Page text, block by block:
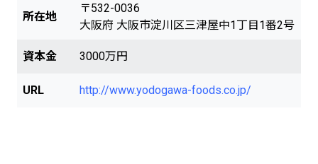
所在地
〒532-0036
大阪府 大阪市淀川区三津屋中1丁目1番2号
資本金 3000万円
URL http://www.yodogawa-foods.co.jp/